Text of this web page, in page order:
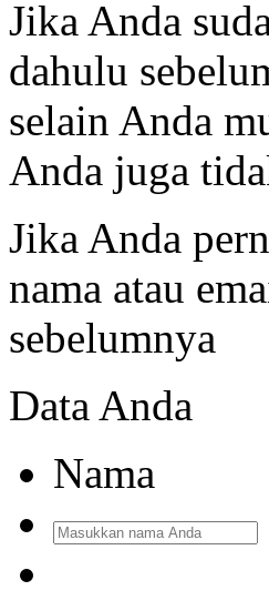
Jika Anda
dahulu
selain Anda
Anda juga
Jika Anda
nama atau
sebelumnya
Data Anda
Nama